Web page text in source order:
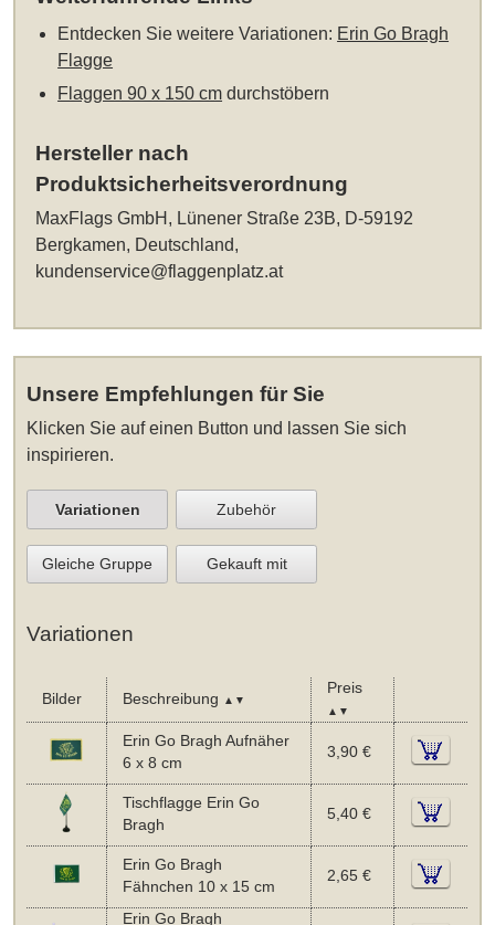
Entdecken Sie weitere Variationen: Erin Go Bragh
Flagge
Flaggen 90 x 150 cm durchstöbern
Hersteller nach
Produktsicherheitsverordnung
MaxFlags GmbH, Lünener Straße 23B, D-59192
Bergkamen, Deutschland,
kundenservice@flaggenplatz.at
Unsere Empfehlungen für Sie
Klicken Sie auf einen Button und lassen Sie sich
inspirieren.
Variationen Zubehör
Gleiche Gruppe Gekauft mit
Variationen
Bilder Beschreibung ▲▼
Preis
▲▼
Erin Go Bragh Aufnäher
6 x 8 cm
3,90 €
Tischflagge Erin Go
Bragh
5,40 €
Erin Go Bragh
Fähnchen 10 x 15 cm
2,65 €
Erin Go Bragh